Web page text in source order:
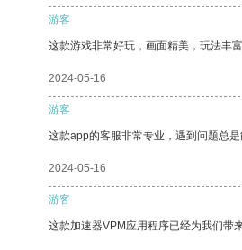
游客
这款游戏非常好玩，画面精美，玩法丰
2024-05-16
游客
这款app的客服非常专业，遇到问题总
2024-05-16
游客
这款加速器VPM应用程序已经为我们带